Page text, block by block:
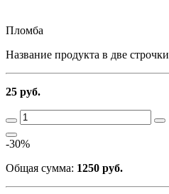
Пломба
Название продукта в две строчки
25 руб.
-30%
Общая сумма: 1250 руб.